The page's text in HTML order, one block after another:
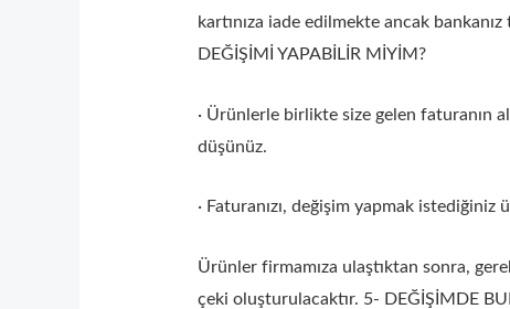
kartınıza iade edilmekte ancak
DEĞİŞİMİ YAPABİLİR MİYİM?
· Ürünlerle birlikte size gelen faturanın
düşünüz.
· Faturanızı, değişim yapmak
Ürünler firmamıza ulaştıktan sonra,
çeki oluşturulacaktır. 5- DEĞİŞİMDE